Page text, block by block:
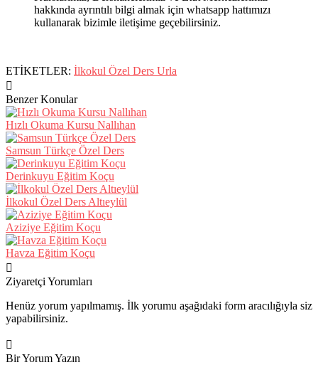
hakkında ayrıntılı bilgi almak için whatsapp hattımızı
kullanarak bizimle iletişime geçebilirsiniz.
ETİKETLER: İlkokul Özel Ders Urla
Benzer Konular
Hızlı Okuma Kursu Nallıhan
Samsun Türkçe Özel Ders
Derinkuyu Eğitim Koçu
İlkokul Özel Ders Altıeylül
Aziziye Eğitim Koçu
Havza Eğitim Koçu
Ziyaretçi Yorumları
Henüz yorum yapılmamış. İlk yorumu aşağıdaki form aracılığıyla siz
yapabilirsiniz.
Bir Yorum Yazın